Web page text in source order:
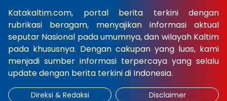
Katakaltim.com, portal berita terkini dengan
rubrikasi beragam, menyajikan informasi aktual
seputar Nasional pada umumnya, dan wilayah Kaltim
pada khususnya. Dengan cakupan yang luas, kami
menjadi sumber informasi terpercaya yang selalu
update dengan berita terkini di Indonesia.
Direksi & Redaksi
Disclaimer